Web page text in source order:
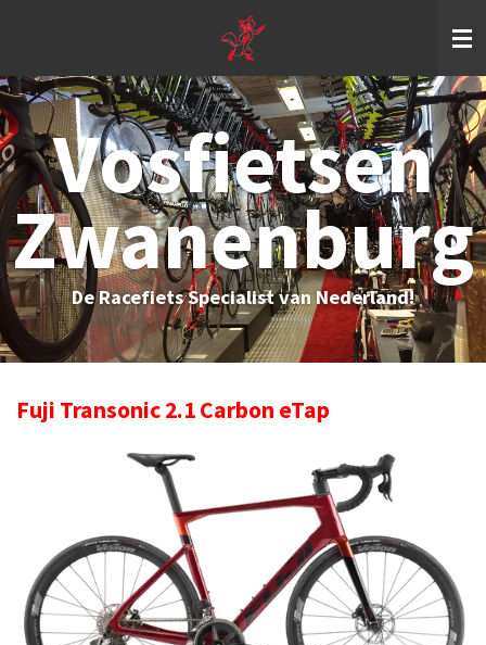
de
hoofdinhoud
Vosfietsen
Zwanenburg
De Racefiets Specialist van Nederland!
Fuji Transonic 2.1 Carbon eTap